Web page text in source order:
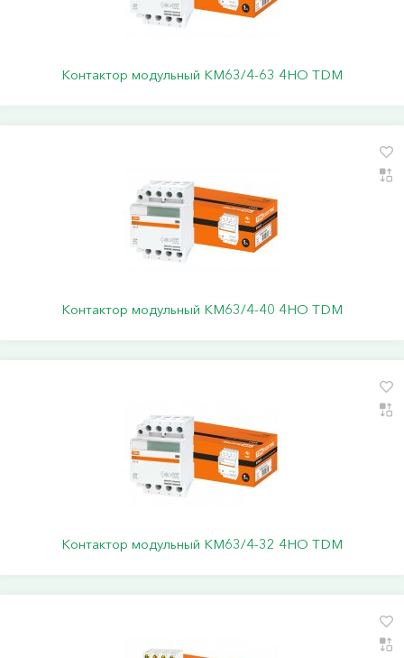
Контактор модульный КМ63/4-63 4НО TDM
Контактор модульный КМ63/4-40 4НО TDM
Контактор модульный КМ63/4-32 4НО TDM